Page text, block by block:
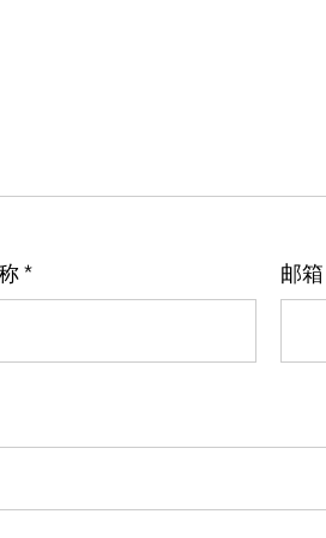
* 邮箱